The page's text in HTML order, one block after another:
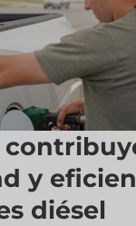
y
diésel